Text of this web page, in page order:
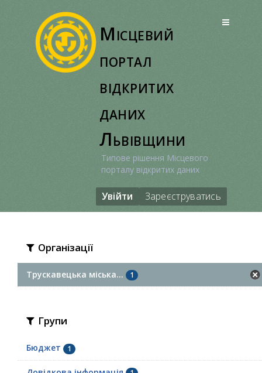
Місцевий
портал
відкритих
даних
Львівщини
Типове рішення Місцевого
порталу відкритих даних
Увійти Зареєструватись
Організації
Трускавецька міська... 1
Групи
Бюджет 1